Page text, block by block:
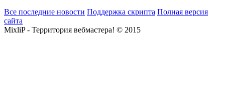
Все последние новости Поддержка скрипта Полная версия
сайта
MixliP - Территория вебмастера! © 2015